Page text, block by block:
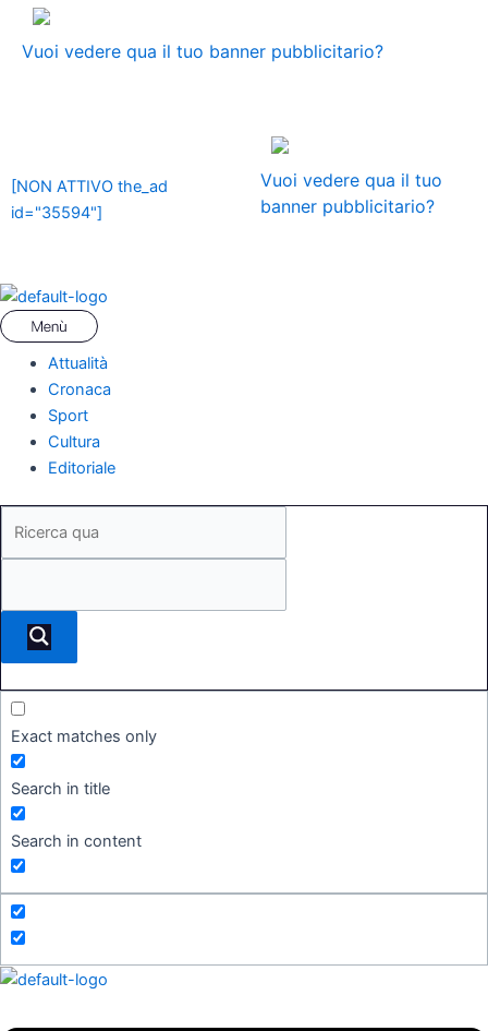
contenuto
Vuoi vedere qua il tuo banner pubblicitario?
[NON ATTIVO the_ad
id="35594"]
ADS
Vuoi vedere qua il tuo
banner pubblicitario?
Menu
Attualità
Cronaca
Sport
Cultura
Editoriale
Exact matches only
Search in title
Search in content
Navigazione